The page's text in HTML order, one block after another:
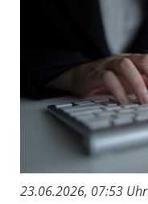
23.06.2026, 07:53 Uhr